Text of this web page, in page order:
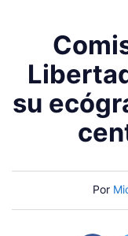
su
Por